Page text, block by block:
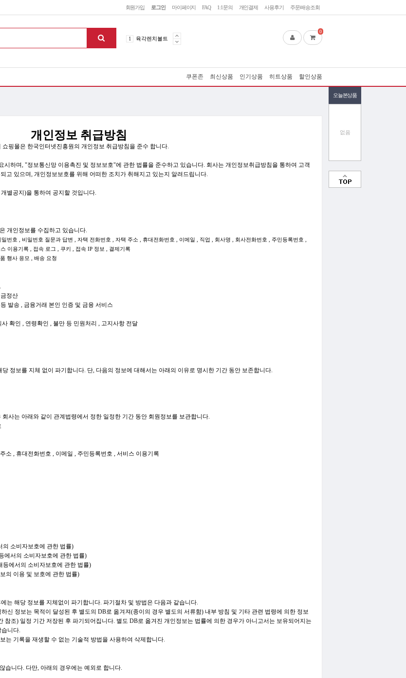
회원가입 로그인 마이페이지 FAQ 1:1문의 개인결제 사용후기 주문/배송조회
1 육각렌치볼트
1 육각렌치볼트
0
쿠폰존 최신상품 인기상품 히트상품 할인상품
오늘본상품
없음
개인정보 취급방침
쇼핑몰은 한국인터넷진흥원의 개인정보 취급방침을 준수 합니다.
하며, "정보통신망 이용촉진 및 정보보호"에 관한 법률을 준수하고 있습니다. 회사는 개인정보취급방침을 통하여 고객
고 있으며, 개인정보보호를 위해 어떠한 조치가 취해지고 있는지 알려드립니다.
별공지)을 통하여 공지할 것입니다.
개인정보를 수집하고 있습니다.
번호 , 비밀번호 질문과 답변 , 자택 전화번호 , 자택 주소 , 휴대전화번호 , 이메일 , 직업 , 회사명 , 회사전화번호 , 주민등록번호 ,
이용기록 , 접속 로그 , 쿠키 , 접속 IP 정보 , 결제기록
행사 응모 , 배송 요청
정산
발송 , 금융거래 본인 인증 및 금융 서비스
확인 , 연령확인 , 불만 등 민원처리 , 고지사항 전달
정보를 지체 없이 파기합니다. 단, 다음의 정보에 대해서는 아래의 이유로 명시한 기간 동안 보존합니다.
사는 아래와 같이 관계법령에서 정한 일정한 기간 동안 회원정보를 보관합니다.
소 , 휴대전화번호 , 이메일 , 주민등록번호 , 서비스 이용기록
의 소비자보호에 관한 법률)
에서의 소비자보호에 관한 법률)
등에서의 소비자보호에 관한 법률)
의 이용 및 보호에 관한 법률)
는 해당 정보를 지체없이 파기합니다. 파기절차 및 방법은 다음과 같습니다.
신 정보는 목적이 달성된 후 별도의 DB로 옮겨져(종이의 경우 별도의 서류함) 내부 방침 및 기타 관련 법령에 의한 정보
참조) 일정 기간 저장된 후 파기되어집니다. 별도 DB로 옮겨진 개인정보는 법률에 의한 경우가 아니고서는 보유되어지는
니다.
는 기록을 재생할 수 없는 기술적 방법을 사용하여 삭제합니다.
습니다. 다만, 아래의 경우에는 예외로 합니다.